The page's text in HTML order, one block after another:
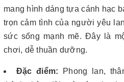
mang hình dáng tựa cánh hạc
trọn cảm tình của người yêu
sức sống mạnh mẽ. Đây là
chơi, dễ thuần dưỡng.
Đặc điểm: Phong lan,